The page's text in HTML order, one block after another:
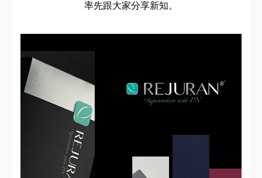
率先跟大家分享新知。